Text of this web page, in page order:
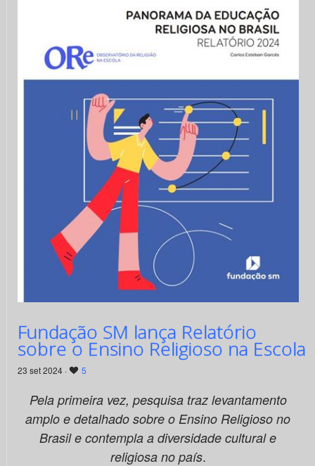
Fundação SM lança Relatório
sobre o Ensino Religioso na Escola
23 set 2024 · 5
Pela primeira vez, pesquisa traz levantamento
amplo e detalhado sobre o Ensino Religioso no
Brasil e contempla a diversidade cultural e
religiosa no país.